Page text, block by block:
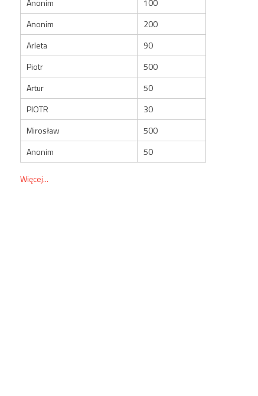
Anonim
100
Anonim
200
Arleta
90
Piotr
500
Artur
50
PIOTR
30
Mirosław
500
Anonim
50
Więcej...